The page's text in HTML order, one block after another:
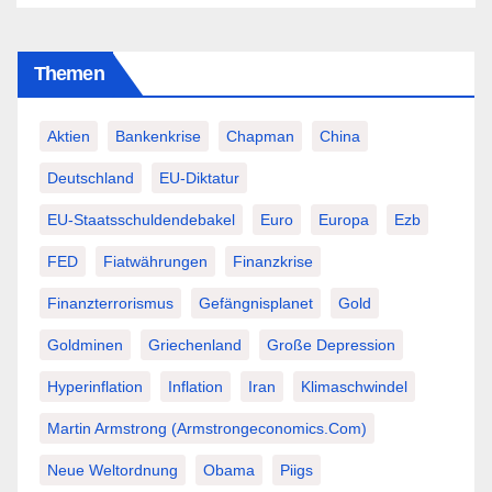
Themen
Aktien Bankenkrise Chapman China
Deutschland EU-Diktatur
EU-Staatsschuldendebakel Euro Europa Ezb
FED Fiatwährungen Finanzkrise
Finanzterrorismus Gefängnisplanet Gold
Goldminen Griechenland Große Depression
Hyperinflation Inflation Iran Klimaschwindel
Martin Armstrong (Armstrongeconomics.com)
Neue Weltordnung Obama Piigs